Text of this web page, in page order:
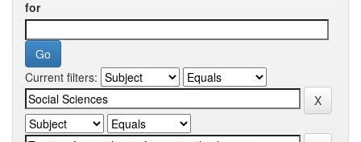
for
Current filters: